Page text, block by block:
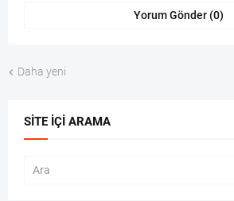
Yorum Gönder (0)
Daha yeni
SITE İÇI ARAMA